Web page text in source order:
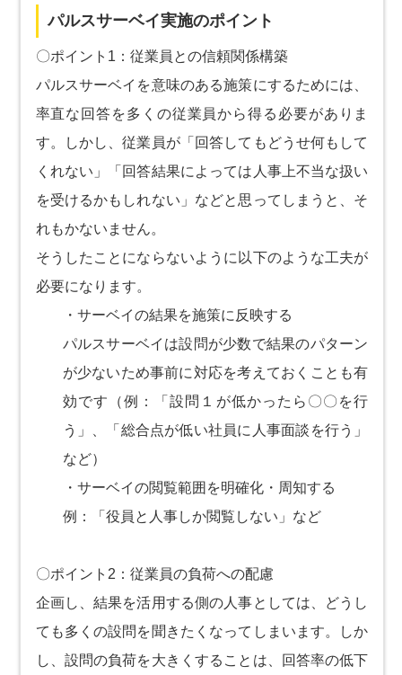
パルスサーベイ実施のポイント
〇ポイント1：従業員との信頼関係構築
パルスサーベイを意味のある施策にするためには、
率直な回答を多くの従業員から得る必要がありま
す。しかし、従業員が「回答してもどうせ何もして
くれない」「回答結果によっては人事上不当な扱い
を受けるかもしれない」などと思ってしまうと、そ
れもかないません。
そうしたことにならないように以下のような工夫が
必要になります。
・サーベイの結果を施策に反映する
パルスサーベイは設問が少数で結果のパターン
が少ないため事前に対応を考えておくことも有
効です（例：「設問１が低かったら〇〇を行
う」、「総合点が低い社員に人事面談を行う」
など）
・サーベイの閲覧範囲を明確化・周知する
例：「役員と人事しか閲覧しない」など
〇ポイント2：従業員の負荷への配慮
企画し、結果を活用する側の人事としては、どうし
ても多くの設問を聞きたくなってしまいます。しか
し、設問の負荷を大きくすることは、回答率の低下